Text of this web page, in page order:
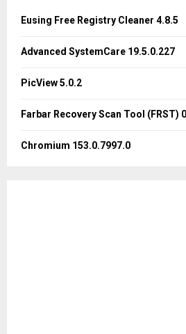
o
Eusing Free Registry Cleaner 4.8.5
Advanced SystemCare 19.5.0.227
PicView 5.0.2
Farbar Recovery Scan Tool (FRST)
Chromium 153.0.7997.0